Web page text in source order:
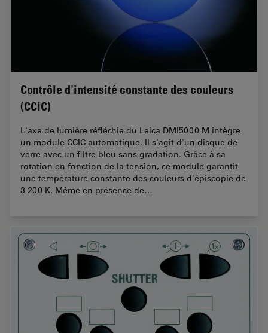
Contrôle d'intensité constante des couleurs
(CCIC)
L'axe de lumière réfléchie du Leica DMI5000 M intègre
un module CCIC automatique. Il s'agit d'un disque de
verre avec un filtre bleu sans gradation. Grâce à sa
rotation en fonction de la tension, ce module garantit
une température constante des couleurs d'épiscopie de
3 200 K. Même en présence de…